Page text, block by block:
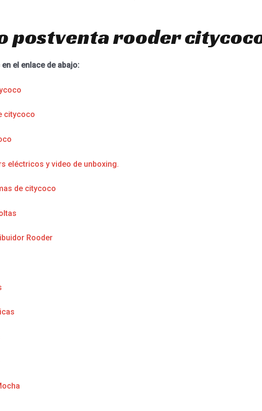
postventa rooder
el enlace de abajo:
citycoco
eléctricos y video de unboxing.
de citycoco
Rooder